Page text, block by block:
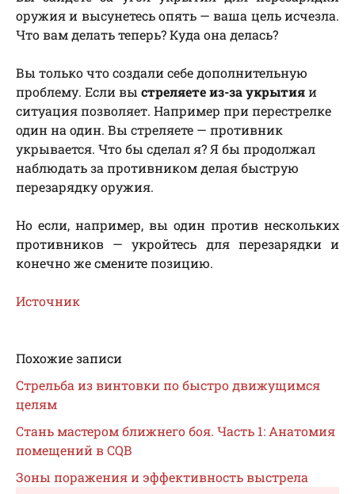
оружия и высунетесь опять — ваша цель исчезла.
Что вам делать теперь? Куда она делась?
Вы только что создали себе дополнительную
проблему. Если вы стреляете из-за укрытияи
ситуация позволяет. Например при перестрелке
один на один. Вы стреляете — противник
укрывается. Что бы сделал я? Я бы продолжал
наблюдать за противником делая быструю
перезарядку оружия.
Но если, например, вы один против нескольких
противников — укройтесь для перезарядки и
конечно же смените позицию.
Источник
Похожие записи
Стрельба из винтовки по быстро движущимся
целям
Стань мастером ближнего боя. Часть 1: Анатомия
помещений в CQB
Зоны поражения и эффективность выстрела